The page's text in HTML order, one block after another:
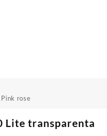
rose
Lite transparenta